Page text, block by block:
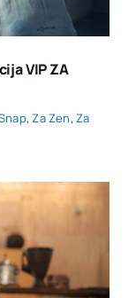
VIP ZA
,Za Zen,Za